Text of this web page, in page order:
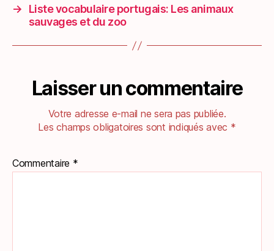
→
Liste vocabulaire portugais: Les animaux
sauvages et du zoo
Laisser un commentaire
Votre adresse e-mail ne sera pas publiée.
Les champs obligatoires sont indiqués avec *
Commentaire *